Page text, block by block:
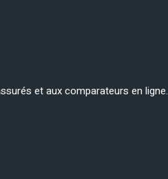
et aux comparateurs en ligne.